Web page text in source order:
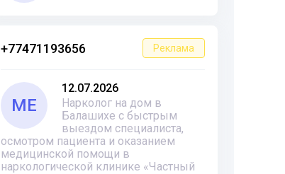
+77471193656 Реклама
ME
12.07.2026
Нарколог на дом в
Балашихе с быстрым
выездом специалиста,
осмотром пациента и оказанием
медицинской помощи в
наркологической клинике «Частный